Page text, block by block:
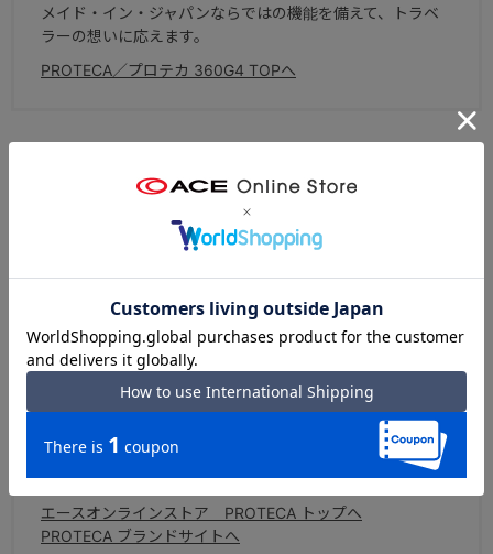
メイド・イン・ジャパンならではの機能を備えて、トラベ
ラーの想いに応えます。
PROTECA／プロテカ 360G4 TOPへ
ブランドについて
スーツケース国内生産50年以上の実績を持つ、エース株式
会社を代表するラゲージブランド。北海道・赤平工場で作
られる「日本製」ならではの高品質と、高感度なデザイ
ン、そしてプロテカ独自の高い機能性が特徴。熟練した職
人の繊細な手作業によって、1本1本丁寧に作られていま
す。
エースオンラインストア PROTECA トップへ
PROTECA ブランドサイトへ